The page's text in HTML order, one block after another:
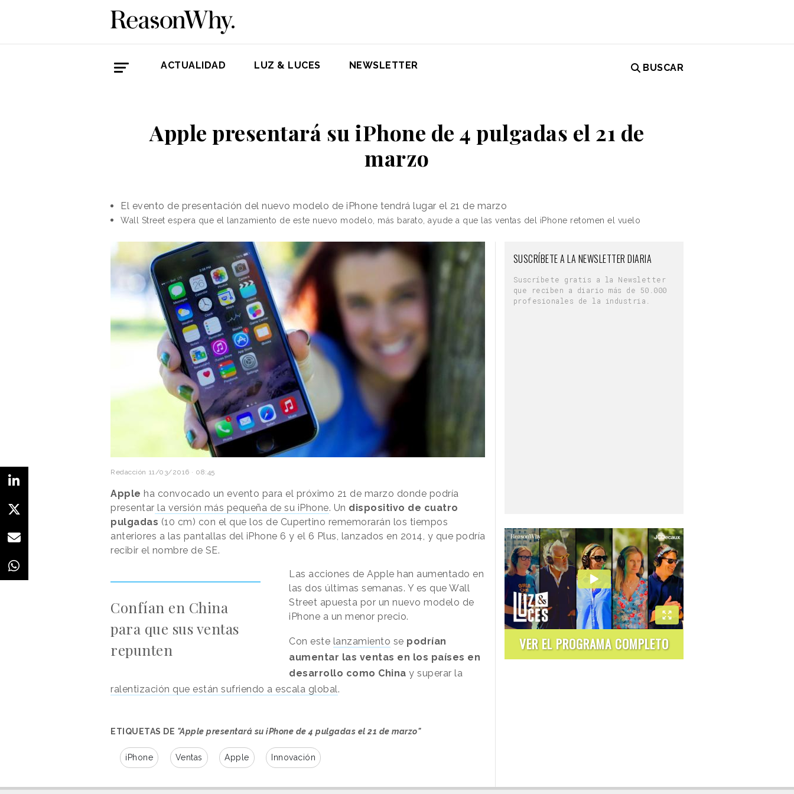
ACTUALIDAD LUZ & LUCES NEWSLETTER BUSCAR
Apple presentará su iPhone de 4 pulgadas el 21 de
marzo
El evento de presentación del nuevo modelo de iPhone tendrá lugar el 21 de marzo
Wall Street espera que el lanzamiento de este nuevo modelo, más barato, ayude a que las ventas del iPhone retomen el vuelo
Redacción 11/03/2016 · 08:45
Apple ha convocado un evento para el próximo 21 de marzo donde podría
presentar la versión más pequeña de su iPhone. Un dispositivo de cuatro
pulgadas (10 cm) con el que los de Cupertino rememorarán los tiempos
anteriores a las pantallas del iPhone 6 y el 6 Plus, lanzados en 2014, y que podría
recibir el nombre de SE.
Confían en China
para que sus ventas
repunten
Las acciones de Apple han aumentado en
las dos últimas semanas. Y es que Wall
Street apuesta por un nuevo modelo de
iPhone a un menor precio.
Con este lanzamiento se podrían
aumentar las ventas en los países en
desarrollo como China y superar la
ralentización que están sufriendo a escala global .
ETIQUETAS DE "Apple presentará su iPhone de 4 pulgadas el 21 de marzo"
iPhone Ventas Apple Innovación
SUSCRÍBETE A LA NEWSLETTER DIARIA
Suscríbete gratis a la Newsletter
que reciben a diario más de 50.000
profesionales de la industria.
VER EL PROGRAMA COMPLETO